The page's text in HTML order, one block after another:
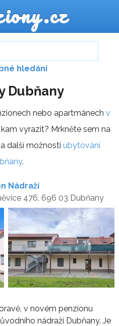
hledání
Dubňany
nebo apartmánech v
vyrazit? Mrkněte sem na
další možnosti ubytování
.
Nádraží
476, 696 03 Dubňany
v novém penzionu
nádraží Dubňany. Je